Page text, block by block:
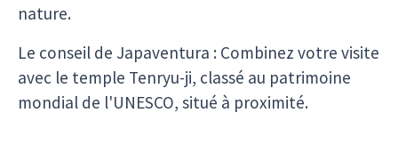
nature.
Le conseil de Japaventura : Combinez votre visite
avec le temple Tenryu-ji, classé au patrimoine
mondial de l'UNESCO, situé à proximité.